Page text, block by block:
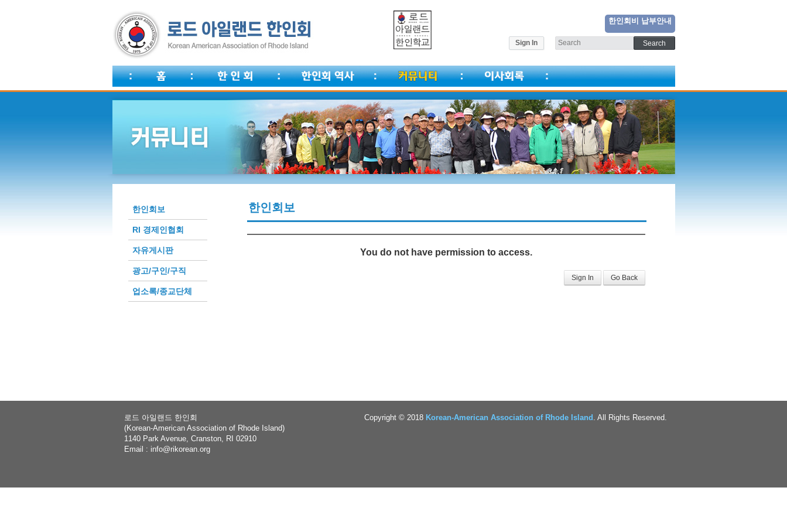
한인회비 납부안내
Sign In
한인회보
RI 경제인협회
자유게시판
광고/구인/구직
업소록/종교단체
한인회보
You do not have permission to access.
Sign In Go Back
로드 아일랜드 한인회
(Korean-American Association of Rhode Island)
1140 Park Avenue, Cranston, RI 02910
Email : info@rikorean.org
Copyright © 2018 Korean-American Association of Rhode Island . All Rights Reserved.